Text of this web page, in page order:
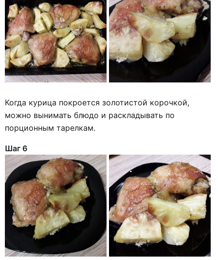
Когда курица покроется золотистой корочкой,
можно вынимать блюдо и раскладывать по
порционным тарелкам.
Шаг 6